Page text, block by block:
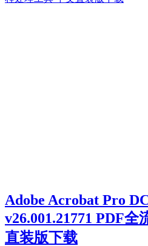
Adobe Acrobat Pro
v26.001.21771 PDF
直装版下载